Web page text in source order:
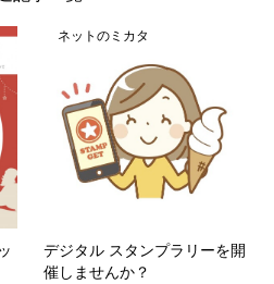
ネットのミカタ
デジタル スタンプラリーを開
催しませんか？